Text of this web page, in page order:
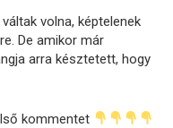
volna, képtelenek
De amikor már
arra késztetett, hogy
kommentet